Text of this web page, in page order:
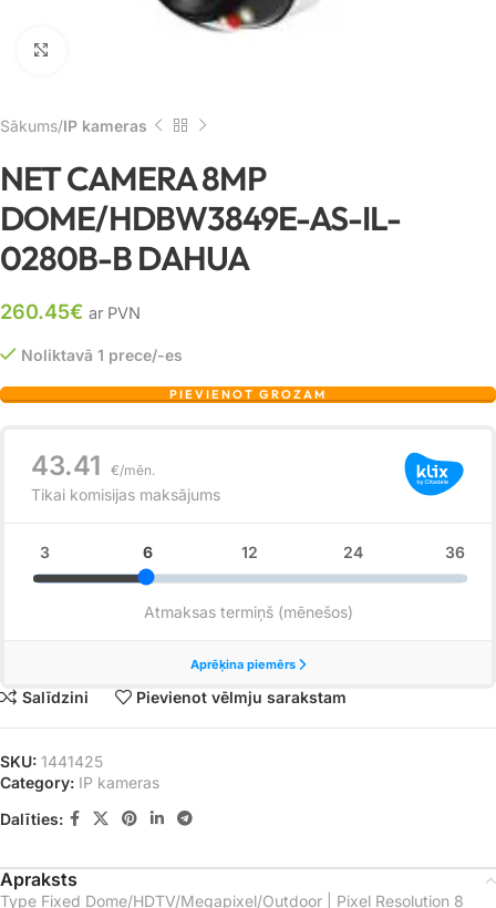
Sākums IP kameras
NET CAMERA 8MP
DOME/HDBW3849E-AS-IL-
0280B-B DAHUA
260.45€ ar PVN
Noliktavā 1 prece/-es
PIEVIENOT GROZAM
Salīdzini Pievienot vēlmju sarakstam
SKU: 1441425
Category: IP kameras
Dalīties:
Apraksts
Type Fixed Dome/HDTV/Megapixel/Outdoor | Pixel Resolution 8